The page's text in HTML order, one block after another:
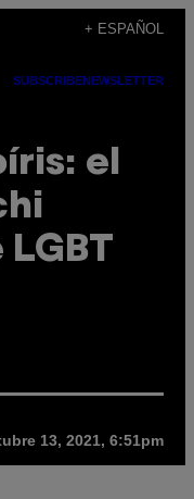
+ ESPAÑOL
SUBSCRIBENEWSLETTER
el
13, 2021, 6:51pm